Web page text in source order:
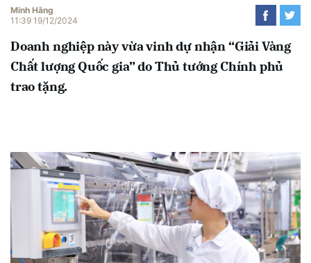
Minh Hằng
11:39 19/12/2024
Doanh nghiệp này vừa vinh dự nhận “Giải Vàng
Chất lượng Quốc gia” do Thủ tướng Chính phủ
trao tặng.
Hủy